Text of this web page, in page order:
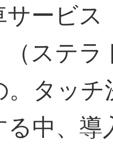
サービ
（ステ
。タッ
る中、